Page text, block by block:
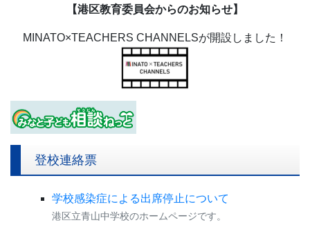
【港区教育委員会からのお知らせ】
MINATO×TEACHERS CHANNELSが開設しました！
登校連絡票
学校感染症による出席停止について
港区立青山中学校のホームページです。